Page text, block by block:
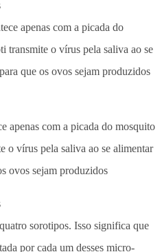
apenas com a picada do mosquito
o vírus pela saliva ao se alimentar
ovos sejam produzidos